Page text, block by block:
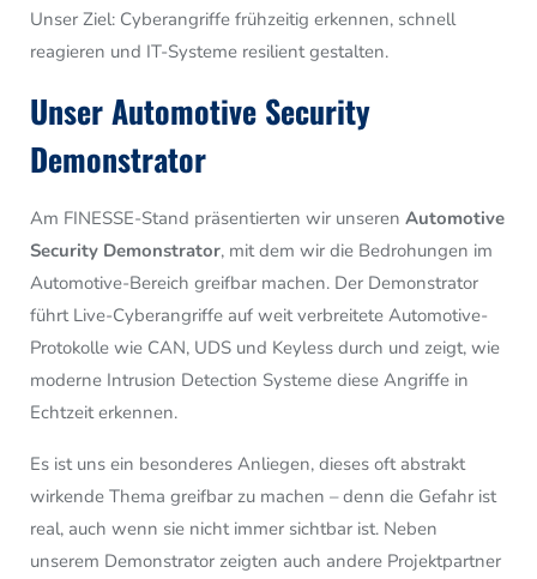
Unser Ziel: Cyberangriffe frühzeitig erkennen, schnell
reagieren und IT-Systeme resilient gestalten.
Unser Automotive Security
Demonstrator
Am FINESSE-Stand präsentierten wir unseren Automotive
Security Demonstrator, mit dem wir die Bedrohungen im
Automotive-Bereich greifbar machen. Der Demonstrator
führt Live-Cyberangriffe auf weit verbreitete Automotive-
Protokolle wie CAN, UDS und Keyless durch und zeigt, wie
moderne Intrusion Detection Systeme diese Angriffe in
Echtzeit erkennen.
Es ist uns ein besonderes Anliegen, dieses oft abstrakt
wirkende Thema greifbar zu machen – denn die Gefahr ist
real, auch wenn sie nicht immer sichtbar ist. Neben
unserem Demonstrator zeigten auch andere Projektpartner